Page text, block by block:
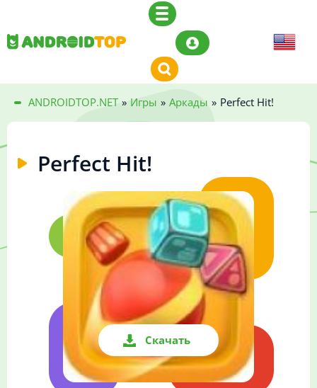
ANDROIDTOP.NET » Игры » Аркады » Perfect Hit!
Perfect Hit!
Скачать